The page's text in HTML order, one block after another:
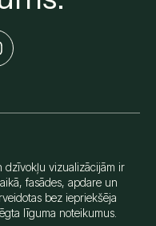
dzīvokļu vizualizācijām ir
fasādes, apdare un
bez iepriekšēja
līguma noteikumus.